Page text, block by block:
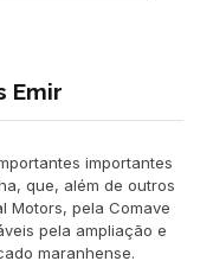
Emir
importantes
que, além de outros
Motors, pela Comave
pela ampliação e
maranhense.